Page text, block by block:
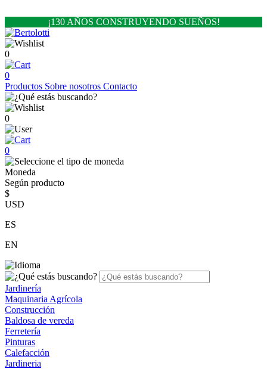
¡130 AÑOS CONSTRUYENDO SUEÑOS!
0
0
Productos Sobre nosotros Contacto
0
0
Moneda
Según producto
$
USD
ES
EN
Jardinería
Maquinaria Agrícola
Construcción
Baldosa de vereda
Ferretería
Pinturas
Calefacción
Jardineria